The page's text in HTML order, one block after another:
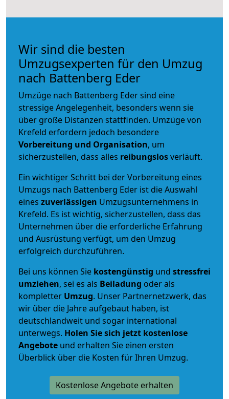
Wir sind die besten
Umzugsexperten für den Umzug
nach Battenberg Eder
Umzüge nach Battenberg Eder sind eine
stressige Angelegenheit, besonders wenn sie
über große Distanzen stattfinden. Umzüge von
Krefeld erfordern jedoch besondere
Vorbereitung und Organisation, um
sicherzustellen, dass alles reibungslosverläuft.
Ein wichtiger Schritt bei der Vorbereitung eines
Umzugs nach Battenberg Eder ist die Auswahl
eines zuverlässigen Umzugsunternehmens in
Krefeld. Es ist wichtig, sicherzustellen, dass das
Unternehmen über die erforderliche Erfahrung
und Ausrüstung verfügt, um den Umzug
erfolgreich durchzuführen.
Bei uns können Sie kostengünstig und stressfrei
umziehen, sei es als Beiladung oder als
kompletter Umzug. Unser Partnernetzwerk, das
wir über die Jahre aufgebaut haben, ist
deutschlandweit und sogar international
unterwegs. Holen Sie sich jetzt kostenlose
Angebote und erhalten Sie einen ersten
Überblick über die Kosten für Ihren Umzug.
Kostenlose Angebote erhalten